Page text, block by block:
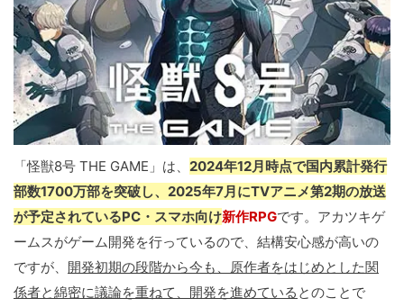
「怪獣8号 THE GAME」は、 2024年12月時点で国内累計発行
部数1700万部を突破し、2025年7月にTVアニメ第2期の放送
が予定されているPC・スマホ向け新作RPGです。アカツキゲ
ームスがゲーム開発を行っているので、結構安心感が高いの
ですが、 開発初期の段階から今も、原作者をはじめとした関
係者と綿密に議論を重ねて、開発を進めている とのことで